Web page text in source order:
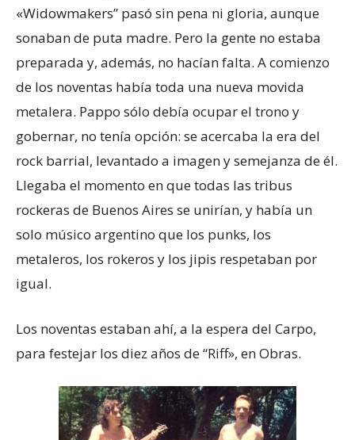
«Widowmakers” pasó sin pena ni gloria, aunque
sonaban de puta madre. Pero la gente no estaba
preparada y, además, no hacían falta. A comienzo
de los noventas había toda una nueva movida
metalera. Pappo sólo debía ocupar el trono y
gobernar, no tenía opción: se acercaba la era del
rock barrial, levantado a imagen y semejanza de él.
Llegaba el momento en que todas las tribus
rockeras de Buenos Aires se unirían, y había un
solo músico argentino que los punks, los
metaleros, los rokeros y los jipis respetaban por
igual.
Los noventas estaban ahí, a la espera del Carpo,
para festejar los diez años de “Riff», en Obras.